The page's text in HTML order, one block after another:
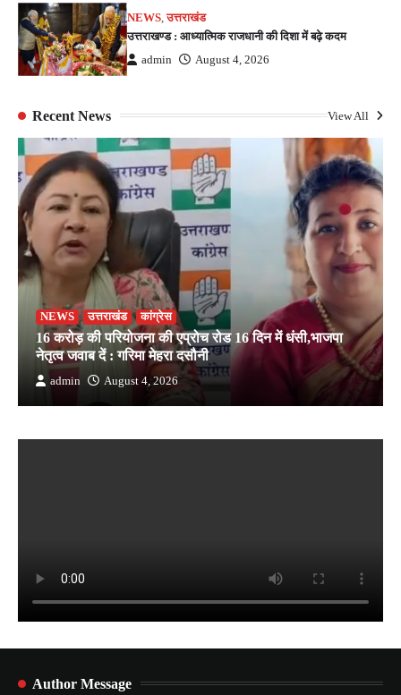
NEWS,उत्तराखंड
उत्तराखण्ड : आध्यात्मिक राजधानी की दिशा में बढ़े कदम
admin August 4, 2026
Recent News View All
NEWS उत्तराखंड कांग्रेस
16 करोड़ की परियोजना की एप्रोच रोड 16 दिन में धंसी,भाजपा
नेतृत्व जवाब दें : गरिमा मेहरा दसौनी
admin August 4, 2026
Author Message